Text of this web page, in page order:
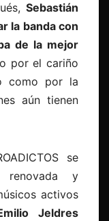
Sebastián
la banda con
de la mejor
por el cariño
como por la
aún tienen
se
renovada y
activos
Jeldres